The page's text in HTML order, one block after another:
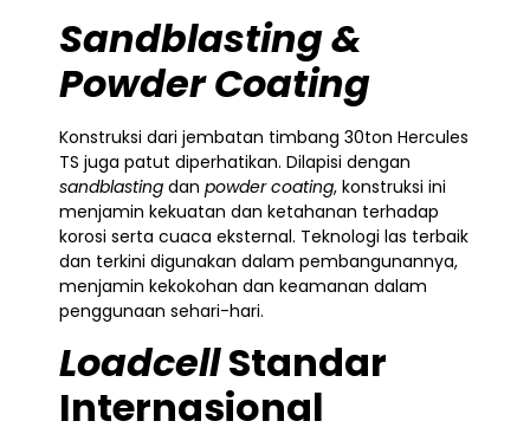
Sandblasting &
Powder Coating
Konstruksi dari jembatan timbang 30ton Hercules
TS juga patut diperhatikan. Dilapisi dengan
sandblasting dan powder coating, konstruksi ini
menjamin kekuatan dan ketahanan terhadap
korosi serta cuaca eksternal. Teknologi las terbaik
dan terkini digunakan dalam pembangunannya,
menjamin kekokohan dan keamanan dalam
penggunaan sehari-hari.
LoadcellStandar
Internasional